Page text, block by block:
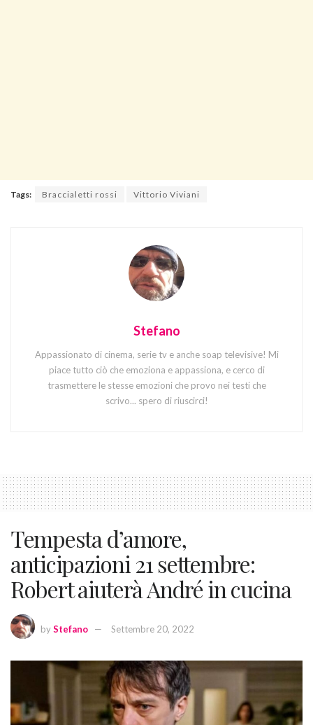
Tags: Braccialetti rossi Vittorio Viviani
Stefano
Appassionato di cinema, serie tv e anche soap televisive! Mi
piace tutto ciò che emoziona e appassiona, e cerco di
trasmettere le stesse emozioni che provo nei testi che
scrivo... spero di riuscirci!
Tempesta d’amore,
anticipazioni 21 settembre:
Robert aiuterà André in cucina
byStefano Settembre 20, 2022